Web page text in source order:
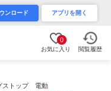
ンロード アプリを開く
0
お気に入り 閲覧履歴
トップ 電動